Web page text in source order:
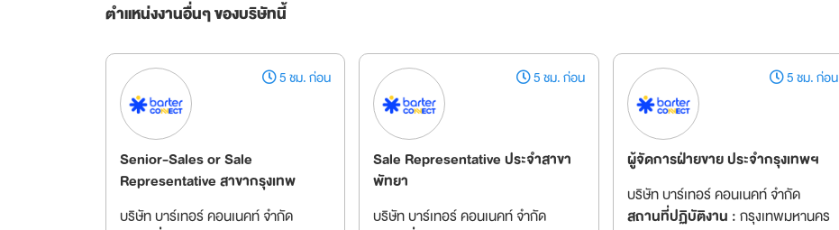
ตำแหน่งงานอื่นๆ ของบริษัทนี้
5 ชม. ก่อน
Senior-Sales or Sale
Representative สาขากรุงเทพ
บริษัท บาร์เทอร์ คอนเนคท์ จำกัด
5 ชม. ก่อน
Sale Representative ประจำสาขา
พัทยา
บริษัท บาร์เทอร์ คอนเนคท์ จำกัด
5 ชม. ก่อน
ผู้จัดการฝ่ายขาย ประจำกรุงเทพฯ
บริษัท บาร์เทอร์ คอนเนคท์ จำกัด
สถานที่ปฏิบัติงาน :กรุงเทพมหานคร